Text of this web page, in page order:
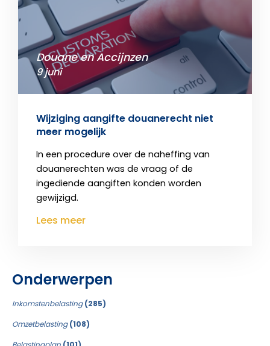
Douane en Accijnzen
9 juni
Wijziging aangifte douanerecht niet
meer mogelijk
In een procedure over de naheffing van
douanerechten was de vraag of de
ingediende aangiften konden worden
gewijzigd.
Lees meer
Onderwerpen
Inkomstenbelasting(285)
Omzetbelasting(108)